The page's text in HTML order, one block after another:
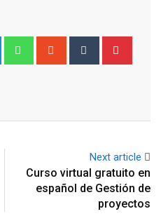
LinkedIn WhatsappStumbleUpon
Tumblr
Next article
Curso virtual gratuito en
español de Gestión de
proyectos